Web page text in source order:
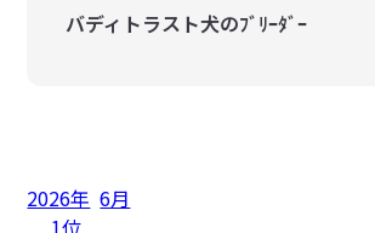
バディトラスト犬のﾌﾞﾘｰﾀﾞｰ
2026年 6月
1位